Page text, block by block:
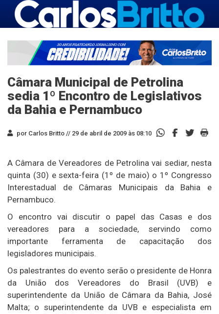
Câmara Municipal de Petrolina
sedia 1º Encontro de Legislativos
da Bahia e Pernambuco
por Carlos Britto // 29 de abril de 2009 às 08:10
A Câmara de Vereadores de Petrolina vai sediar, nesta
quinta (30) e sexta-feira (1º de maio) o 1º Congresso
Interestadual de Câmaras Municipais da Bahia e
Pernambuco.
O encontro vai discutir o papel das Casas e dos
vereadores para a sociedade, servindo como
importante ferramenta de capacitação dos
legisladores municipais.
Os palestrantes do evento serão o presidente de Honra
da União dos Vereadores do Brasil (UVB) e
superintendente da União de Câmara da Bahia, José
Malta; o superintendente da UVB e especialista em